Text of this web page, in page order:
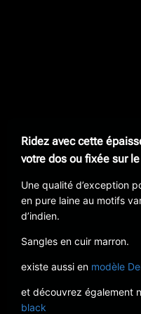
Ridez avec cette
votre dos ou fixée sur
Une qualité d’exception
en pure laine au motifs
d’indien.
Sangles en cuir marron.
existe aussi en modèle
et découvrez également
black